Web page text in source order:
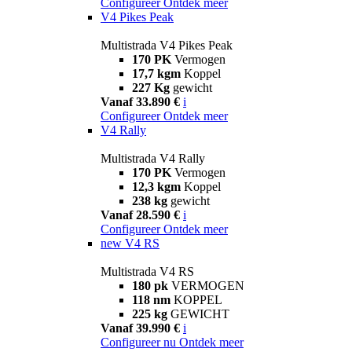
V4 Pikes Peak
Multistrada V4 Pikes Peak
170 PK Vermogen
17,7 kgm Koppel
227 Kg gewicht
Vanaf 33.890 € i
Configureer Ontdek meer
V4 Rally
Multistrada V4 Rally
170 PK Vermogen
12,3 kgm Koppel
238 kg gewicht
Vanaf 28.590 € i
Configureer Ontdek meer
new V4 RS
Multistrada V4 RS
180 pk VERMOGEN
118 nm KOPPEL
225 kg GEWICHT
Vanaf 39.990 € i
Configureer nu Ontdek meer